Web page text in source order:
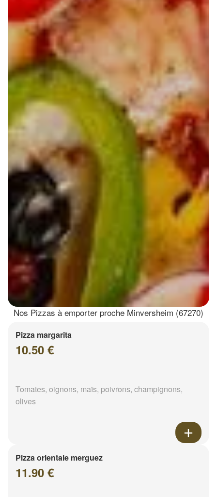
Nos Pizzas à emporter proche Minversheim (67270)
Pizza margarita
10.50 €
Tomates, oignons, maïs, poivrons, champignons,
olives
Pizza orientale merguez
11.90 €